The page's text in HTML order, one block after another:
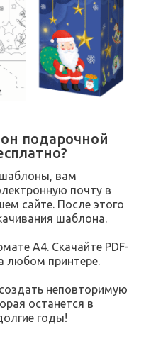
подарочной
вам
почту в
сайте. После этого
шаблона.
А4. Скачайте PDF-
любом принтере.
неповторимую
останется в
годы!